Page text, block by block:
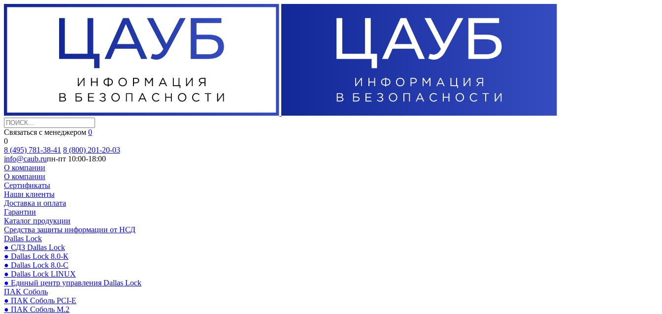
Связаться с менеджером 0
0
8 (495) 781-38-41 8 (800) 201-20-03
info@caub.ruпн-пт 10:00-18:00
О компании
О компании
Сертификаты
Наши клиенты
Доставка и оплата
Гарантии
Каталог продукции
Средства защиты информации от НСД
Dallas Lock
● СДЗ Dallas Lock
● Dallas Lock 8.0-К
● Dallas Lock 8.0-С
● Dallas Lock LINUX
● Единый центр управления Dallas Lock
ПАК Соболь
● ПАК Соболь PCI-E
● ПАК Соболь М.2